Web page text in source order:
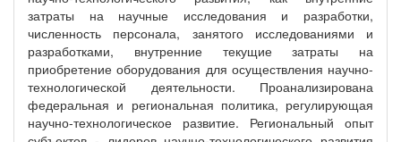
затраты на научные исследования и разработки,
численность персонала, занятого исследованиями и
разработками, внутренние текущие затраты на
приобретение оборудования для осуществления научно-
технологической деятельности. Проанализирована
федеральная и региональная политика, регулирующая
научно-технологическое развитие. Региональный опыт